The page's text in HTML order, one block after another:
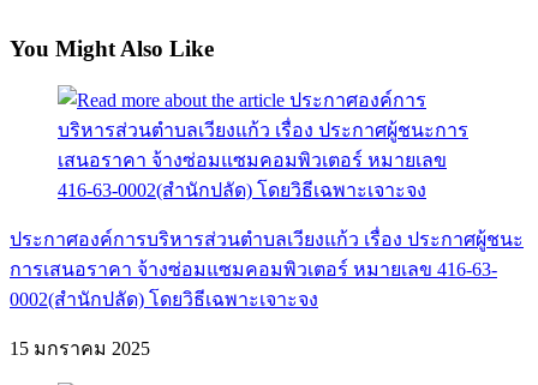
You Might Also Like
ประกาศองค์การบริหารส่วนตำบลเวียงแก้ว เรื่อง ประกาศผู้ชนะ
การเสนอราคา จ้างซ่อมแซมคอมพิวเตอร์ หมายเลข 416-63-
0002(สำนักปลัด) โดยวิธีเฉพาะเจาะจง
15 มกราคม 2025